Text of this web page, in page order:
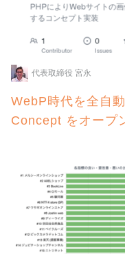
代表取締役 宮永
WebP時代を全自
Concept をオープ